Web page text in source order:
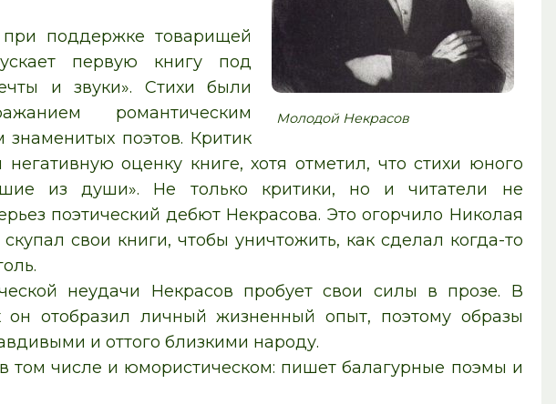
Молодой Некрасов
поддержке товарищей
первую книгу под
и звуки». Стихи были
романтическим
знаменитых поэтов. Критик
оценку книге, хотя отметил, что стихи юного
из души». Не только критики, но и читатели не
поэтический дебют Некрасова. Это огорчило Николая
свои книги, чтобы уничтожить, как сделал когда-то
неудачи Некрасов пробует свои силы в прозе. В
он отобразил личный жизненный опыт, поэтому образы
и оттого близкими народу.
том числе и юмористическом: пишет балагурные поэмы и